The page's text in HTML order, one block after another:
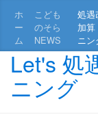
ホ
ー
ム
こども
のそら
NEWS
処遇
加算
ニン
Let's 処
ニング